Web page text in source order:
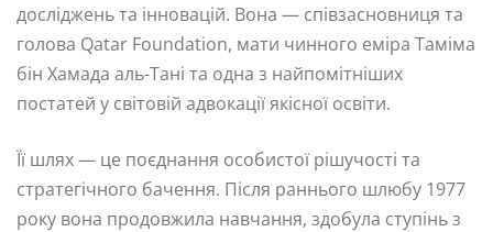
досліджень та інновацій. Вона — співзасновниця та
голова Qatar Foundation, мати чинного еміра Таміма
бін Хамада аль-Тані та одна з найпомітніших
постатей у світовій адвокації якісної освіти.
Її шлях — це поєднання особистої рішучості та
стратегічного бачення. Після раннього шлюбу 1977
року вона продовжила навчання, здобула ступінь з